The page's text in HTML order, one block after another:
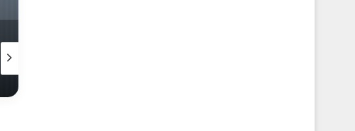
عصمة الأنبياء الكرام عليهم السلام